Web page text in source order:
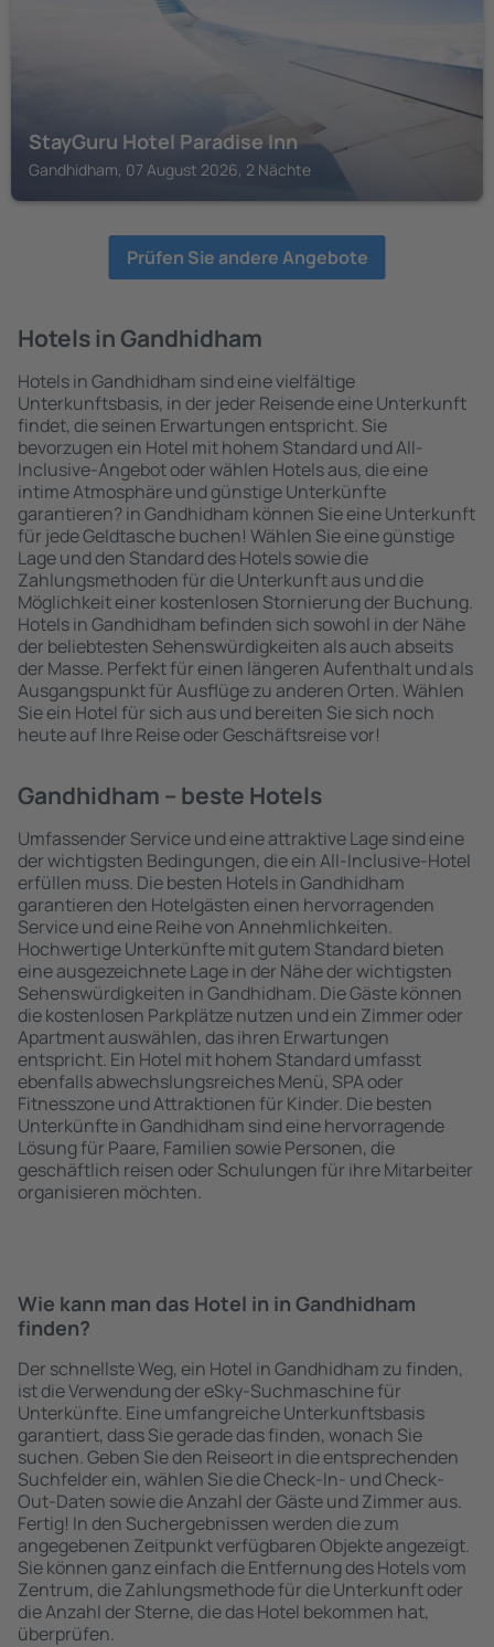
StayGuru Hotel Paradise Inn
Gandhidham, 07 August 2026, 2 Nächte
Prüfen Sie andere Angebote
Hotels in Gandhidham
Hotels in Gandhidham sind eine vielfältige
Unterkunftsbasis, in der jeder Reisende eine Unterkunft
findet, die seinen Erwartungen entspricht. Sie
bevorzugen ein Hotel mit hohem Standard und All-
Inclusive-Angebot oder wählen Hotels aus, die eine
intime Atmosphäre und günstige Unterkünfte
garantieren? in Gandhidham können Sie eine Unterkunft
für jede Geldtasche buchen! Wählen Sie eine günstige
Lage und den Standard des Hotels sowie die
Zahlungsmethoden für die Unterkunft aus und die
Möglichkeit einer kostenlosen Stornierung der Buchung.
Hotels in Gandhidham befinden sich sowohl in der Nähe
der beliebtesten Sehenswürdigkeiten als auch abseits
der Masse. Perfekt für einen längeren Aufenthalt und als
Ausgangspunkt für Ausflüge zu anderen Orten. Wählen
Sie ein Hotel für sich aus und bereiten Sie sich noch
heute auf Ihre Reise oder Geschäftsreise vor!
Gandhidham – beste Hotels
Umfassender Service und eine attraktive Lage sind eine
der wichtigsten Bedingungen, die ein All-Inclusive-Hotel
erfüllen muss. Die besten Hotels in Gandhidham
garantieren den Hotelgästen einen hervorragenden
Service und eine Reihe von Annehmlichkeiten.
Hochwertige Unterkünfte mit gutem Standard bieten
eine ausgezeichnete Lage in der Nähe der wichtigsten
Sehenswürdigkeiten in Gandhidham. Die Gäste können
die kostenlosen Parkplätze nutzen und ein Zimmer oder
Apartment auswählen, das ihren Erwartungen
entspricht. Ein Hotel mit hohem Standard umfasst
ebenfalls abwechslungsreiches Menü, SPA oder
Fitnesszone und Attraktionen für Kinder. Die besten
Unterkünfte in Gandhidham sind eine hervorragende
Lösung für Paare, Familien sowie Personen, die
geschäftlich reisen oder Schulungen für ihre Mitarbeiter
organisieren möchten.
Wie kann man das Hotel in in Gandhidham
finden?
Der schnellste Weg, ein Hotel in Gandhidham zu finden,
ist die Verwendung der eSky-Suchmaschine für
Unterkünfte. Eine umfangreiche Unterkunftsbasis
garantiert, dass Sie gerade das finden, wonach Sie
suchen. Geben Sie den Reiseort in die entsprechenden
Suchfelder ein, wählen Sie die Check-In- und Check-
Out-Daten sowie die Anzahl der Gäste und Zimmer aus.
Fertig! In den Suchergebnissen werden die zum
angegebenen Zeitpunkt verfügbaren Objekte angezeigt.
Sie können ganz einfach die Entfernung des Hotels vom
Zentrum, die Zahlungsmethode für die Unterkunft oder
die Anzahl der Sterne, die das Hotel bekommen hat,
überprüfen.